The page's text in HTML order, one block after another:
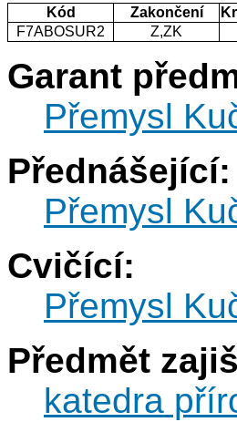
Kód Zakončení
F7ABOSUR2
Z,ZK
Garant
Přemysl
Přednášející:
Přemysl
Cvičící:
Přemysl
Předmět
katedra